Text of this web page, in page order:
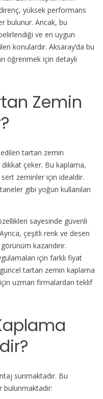
yüksek performans
bulunur. Ancak, bu
ve en uygun
konulardır. Aksaray’da bu
öğrenmek için detaylı
Zemin
tartan zemin
dikkat çeker. Bu kaplama,
sert zeminler için idealdir.
gibi yoğun kullanılan
sayesinde güvenli
çeşitli renk ve desen
kazandırır.
için farklı fiyat
tartan zemin kaplama
uzman firmalardan teklif
sunmaktadır. Bu
bulunmaktadır: